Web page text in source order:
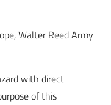
Walter Reed Army
with direct
of this